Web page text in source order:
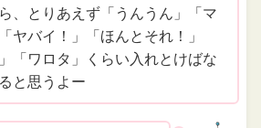
、とりあえず「うんうん」「マ
ヤバイ！」「ほんとそれ！」
」「ワロタ」くらい入れとけばな
と思うよー